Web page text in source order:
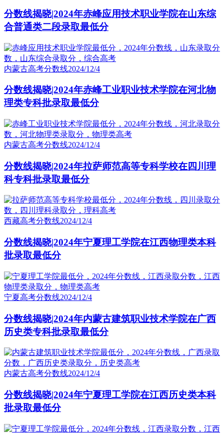
分数线揭晓|2024年赤峰应用技术职业学院在山东综
合普通类二段录取最低分
内蒙古高考分数线2024/12/4
分数线揭晓|2024年赤峰工业职业技术学院在河北物
理类专科批录取最低分
内蒙古高考分数线2024/12/4
分数线揭晓|2024年拉萨师范高等专科学校在四川理
科专科批录取最低分
西藏高考分数线2024/12/4
分数线揭晓|2024年宁夏理工学院在江西物理类本科
批录取最低分
宁夏高考分数线2024/12/4
分数线揭晓|2024年内蒙古建筑职业技术学院在广西
历史类专科批录取最低分
内蒙古高考分数线2024/12/4
分数线揭晓|2024年宁夏理工学院在江西历史类本科
批录取最低分